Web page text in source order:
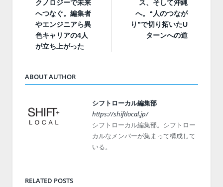
クノロジーで未来
へつなぐ。編集者
やエンジニアら異
色キャリアの4人
が立ち上がった
ス、そして沖縄
へ。“人のつなが
り”で切り拓いたU
ターンへの道
ABOUT AUTHOR
シフトローカル編集部
https://shiftlocal.jp/
シフトローカル編集部。シフトロー
カルなメンバーが集まって構成して
いる。
RELATED POSTS